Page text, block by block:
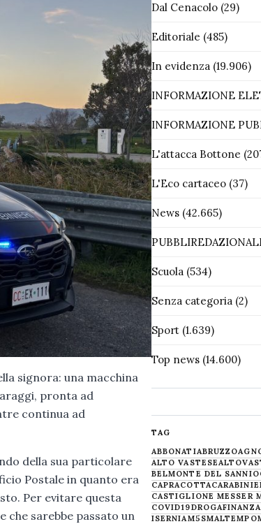
signora: una macchina
pronta ad
continua ad
della sua particolare
Postale in quanto era
Per evitare questa
che sarebbe passato un
Dal Cenacolo(29)
Editoriale (485)
In evidenza(19.906)
INFORMAZIONE
INFORMAZIONE
L'attacca Bottone
L'Eco cartaceo(37)
News(42.665)
Scuola(534)
Senza categoria(2)
Sport(1.639)
Top news(14.600)
TAG
ABBONATIABRUZZO
ALTO VASTESE
BELMONTE DEL SANNIO
CAPRACOTTA
CASTIGLIONE MESSER
COVID19DROGAFINANZA
ISERNIAM5SMALTEMPO